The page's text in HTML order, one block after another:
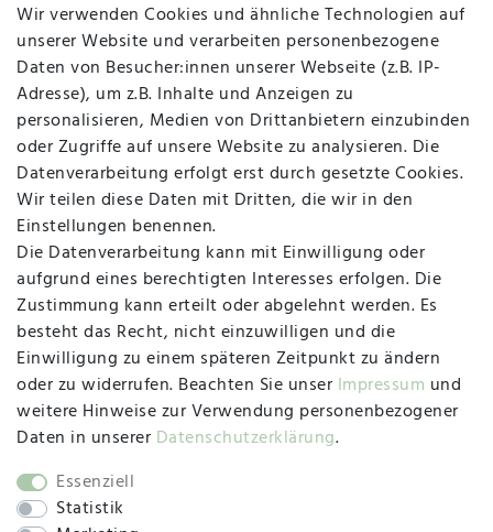
Widerruf
Vertrag widerrufen Kontakt
MAPALI VOR ORT
Herzogstraße 10
47533 Kleve
Montag, Dienstag, Donnerstag, Freitag
09:00 Uhr bis 13:00 Uhr
Mittwoch
09:00 Uhr bis 12:00 Uhr
SOCIAL
Wir verwenden Cookies und ähnliche Technologien auf
unserer Website und verarbeiten personenbezogene
Daten von Besucher:innen unserer Webseite (z.B. IP-
Adresse), um z.B. Inhalte und Anzeigen zu
personalisieren, Medien von Drittanbietern einzubinden
oder Zugriffe auf unsere Website zu analysieren. Die
Datenverarbeitung erfolgt erst durch gesetzte Cookies.
Wir teilen diese Daten mit Dritten, die wir in den
Einstellungen benennen.
Die Datenverarbeitung kann mit Einwilligung oder
aufgrund eines berechtigten Interesses erfolgen. Die
Zustimmung kann erteilt oder abgelehnt werden. Es
besteht das Recht, nicht einzuwilligen und die
Einwilligung zu einem späteren Zeitpunkt zu ändern
oder zu widerrufen. Beachten Sie unser Impressum und
weitere Hinweise zur Verwendung personenbezogener
Daten in unserer Daten­schutz­erklärung.
Essenziell
Statistik